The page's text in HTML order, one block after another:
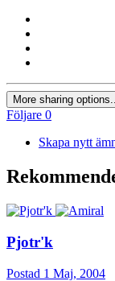
More sharing
Följare 0
Skapa nytt
Pjotr'k
Postad 1 Maj, 2004